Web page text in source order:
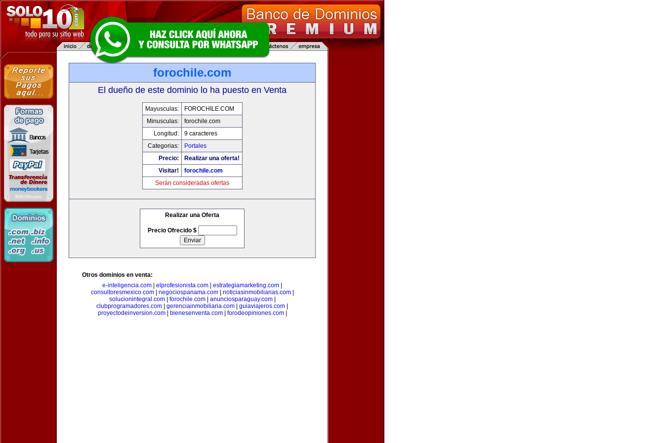
forochile.com
El dueño de este dominio lo ha puesto en Venta
Mayusculas:
FOROCHILE.COM
Minusculas:
forochile.com
Longitud:
9 caracteres
Categorias:
Portales
Precio:
Realizar una oferta!
Visitar!
forochile.com
Serán consideradas ofertas
Realizar una Oferta
Precio Ofrecido $
Otros dominios en venta:
e-inteligencia.com
elprofesionista.com estrategiamarketing.com
consultoresmexico.com| negociospanama.com| noticiasinmobiliarias.com|
solucionintegral.com| forochile.com| anunciosparaguay.com|
clubprogramadores.com
gerenciainmobiliaria.com guiaviajeros.com
proyectodeinversion.com| bienesenventa.com| forodeopiniones.com|